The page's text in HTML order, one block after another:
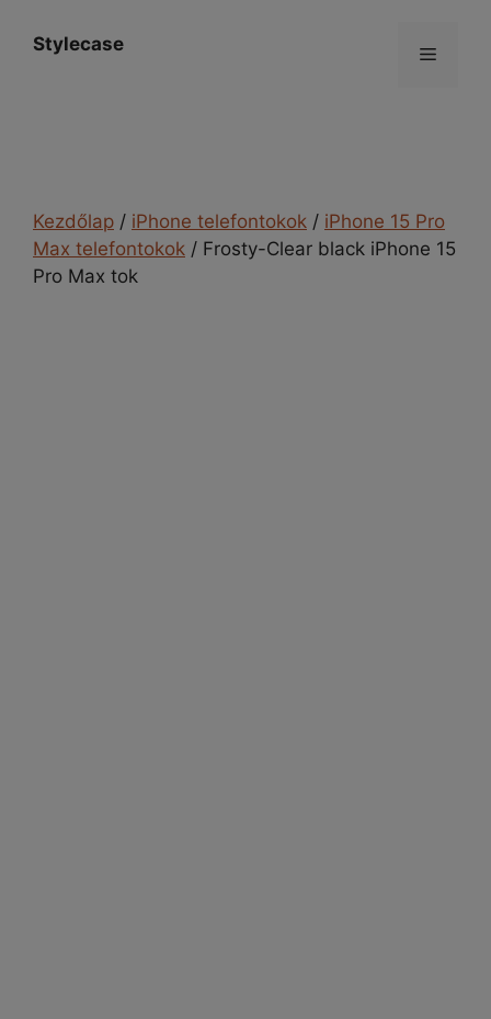
Stylecase Menü
Kezdőlap / iPhone telefontokok / iPhone 15 Pro
Max telefontokok / Frosty-Clear black iPhone 15
Pro Max tok